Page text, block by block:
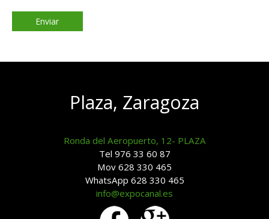
Plaza, Zaragoza
Ronda del Aeropuerto, 12- PLAZA
Tel 976 33 60 87
Mov 628 330 465
WhatsApp 628 330 465
info@expocanal.es